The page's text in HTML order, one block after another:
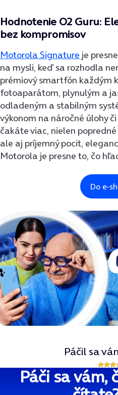
Hodnotenie O2 Guru:
bez kompromisov
Motorola Signature je
na mysli, keď sa rozhodla
prémiový smartfón každým
fotoaparátom, plynulým a
odladeným a stabilným
výkonom na náročné úlohy
čakáte viac, nielen
ale aj príjemný pocit,
Motorola je presne to, čo
Páčil sa
Páči sa vám,